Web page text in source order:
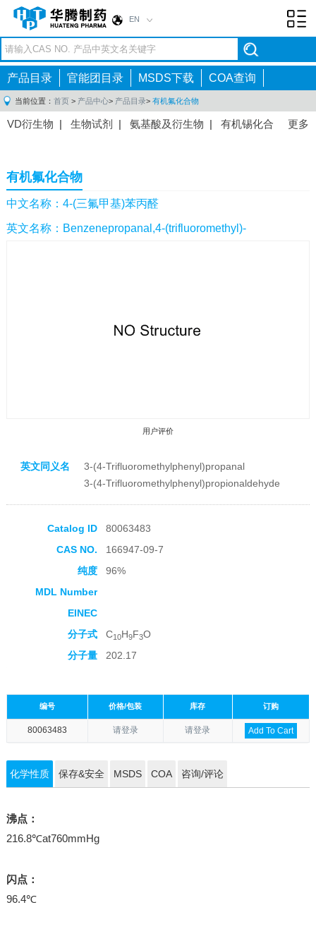
EN
产品目录 官能团目录 MSDS下载 COA查询
当前位置： 首页 > 产品中心> 产品目录> 有机氟化合物
更多
VD衍生物 | 生物试剂 | 氨基酸及衍生物 | 有机锡化合
间体|抗高血压药物中间体
感染药物中间体|
体 |抗精神病药物中间体 |抗炎药物中间体
药中间体|其他原料药中间体|
有机氟化合物
中文名称：4-(三氟甲基)苯丙醛
英文名称：Benzenepropanal,4-(trifluoromethyl)-
用户评价
收藏产品
英文同义名
3-(4-Trifluoromethylphenyl)propanal
3-(4-Trifluoromethylphenyl)propionaldehyde
Catalog ID
80063483
CAS NO.
166947-09-7
纯度
96%
MDL Number
EINEC
分子式
C10H9F3O
分子量
202.17
编号 价格/包装 库存 订购
80063483 请登录 请登录 Add To Cart
化学性质 保存&安全 MSDS COA 咨询/评论
沸点：
216.8℃at760mmHg
闪点：
96.4℃